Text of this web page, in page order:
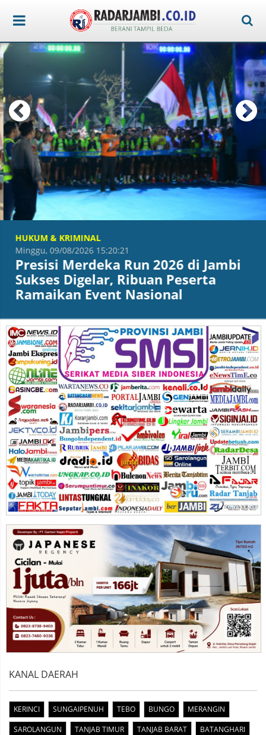
HUKUM & KRIMINAL
Minggu, 09/08/2026 15:20:21
Presisi Merdeka Run 2026 di Jambi
Sukses Digelar, Ribuan Peserta
Ramaikan Event Nasional
KANAL DAERAH
KERINCI SUNGAIPENUH TEBO BUNGO
MERANGIN
SAROLANGUN
TANJAB TIMUR TANJAB BARAT
BATANGHARI